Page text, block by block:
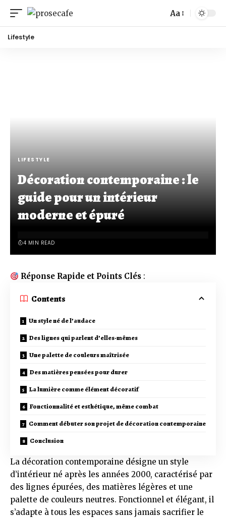
Aa
Lifestyle
LIFESTYLE
Décoration contemporaine : le
guide pour un intérieur
moderne et épuré
4 MIN READ
Réponse Rapide et Points Clés :
Contents
Un style né de l’audace
Des lignes qui parlent d’elles-mêmes
Une palette de couleurs maîtrisée
Des matières pensées pour durer
La lumière comme élément décoratif
Fonctionnalité et esthétique, même combat
Comment débuter son projet de décoration contemporaine
Conclusion
La décoration contemporaine désigne un style
d’intérieur né après les années 2000, caractérisé par
des lignes épurées, des matières légères et une
palette de couleurs neutres. Fonctionnel et élégant, il
s’adapte à tous les espaces sans jamais sacrifier le